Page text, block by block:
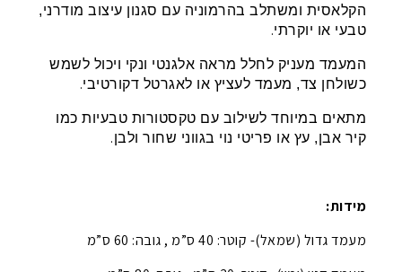
הקלאסית ומשתלב בהרמוניה עם סגנון עיצוב מודרני,
טבעי או יוקרתי.
המעמד מעניק לחלל מראה אלגנטי ונקי ויכול לשמש
כשולחן צד, מעמד לעציץ או לאגרטל דקורטיבי.
מתאים במיוחד לשילוב עם טקסטורות טבעיות כמו
קיר אבן, עץ או פריטי נוי בגווני שחור ולבן.
מידות:
מעמד גדול (שמאל)- קוטר: 40 ס”מ , גובה: 60 ס”מ